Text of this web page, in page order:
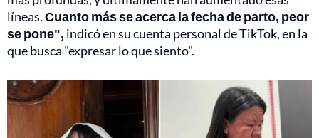
líneas.Cuanto más se acerca la fecha de parto, peor
se pone", indicó en su cuenta personal de TikTok, en la
que busca "expresar lo que siento".